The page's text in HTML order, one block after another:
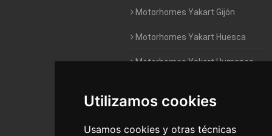
Utilizamos cookies
Usamos cookies y otras técnicas
Motorhomes Yakart Gijón
Motorhomes Yakart Huesca
Motorhomes Yakart Humanes
Motorhomes Yakart Jaén
Motorhomes Yakart Lugo